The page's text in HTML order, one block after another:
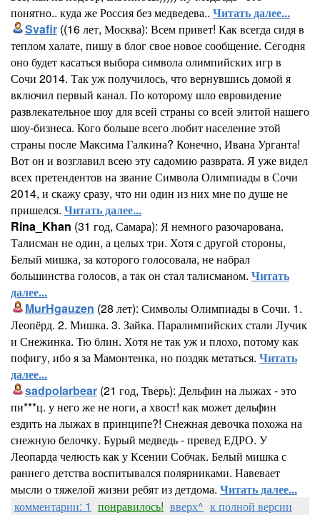
понятно.. куда же Россия без медведева.. Читать далее...
Svafir ((16 лет, Москва): Всем привет! Как всегда сидя в
теплом халате, пишу в блог свое новое сообщение. Сегодня
оно будет касаться выбора символа олимпийских игр в
Сочи 2014. Так уж получилось, что вернувшись домой я
включил первый канал. По которому шло евровидение
развлекательное шоу для всей страны со всей элитой нашего
шоу-бизнеса. Кого больше всего любит население этой
страны после Максима Галкина? Конечно, Ивана Урганта!
Вот он и возглавил всею эту садомию разврата. Я уже видел
всех претендентов на звание Символа Олимпиады в Сочи
2014, и скажу сразу, что ни один из них мне по душе не
пришелся. Читать далее...
Rina_Khan (31 год, Самара): Я немного разочарована.
Талисман не один, а целых три. Хотя с другой стороны,
Белый мишка, за которого голосовала, не набрал
большинства голосов, а так он стал талисманом. Читать
далее...
MurHgauzen (28 лет): Символы Олимпиады в Сочи. 1.
Леопёрд. 2. Мишка. 3. Зайка. Паралимпийских стали Лучик
и Снежинка. Тю блин. Хотя не так уж и плохо, потому как
пофигу, ибо я за Мамонтенка, но поздяк метаться. Читать
далее...
sadpolarbear (21 год, Тверь): Дельфин на лыжах - это
пи***ц. у него же не ноги, а хвост! как может дельфин
ездить на лыжах в принципе?! Снежная девочка похожа на
снежную белочку. Бурый медведь - превед ЕДРО. У
Леопарда челюсть как у Ксении Собчак. Белый мишка с
раннего детства воспитывался полярниками. Навевает
мысли о тяжелой жизни ребят из детдома. Читать далее...
комментарии: 1 понравилось! вверх^ к полной версии